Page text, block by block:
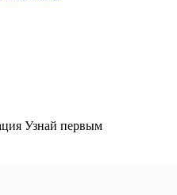
Узнай первым